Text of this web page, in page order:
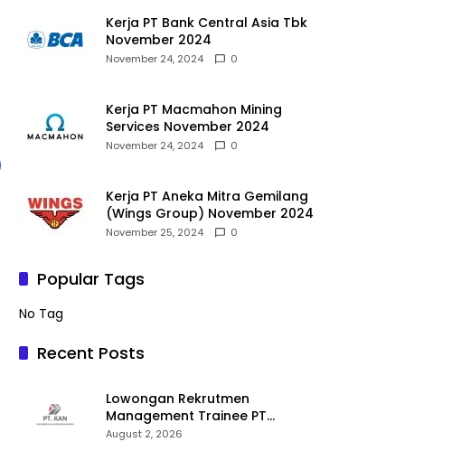
Kerja PT Bank Central Asia Tbk
November 2024
November 24, 2024 0
Kerja PT Macmahon Mining
Services November 2024
November 24, 2024 0
Kerja PT Aneka Mitra Gemilang
(Wings Group) November 2024
November 25, 2024 0
Popular Tags
No Tag
Recent Posts
Lowongan Rekrutmen
Management Trainee PT
Kalimantan Alumina Nusantara
August 2, 2026